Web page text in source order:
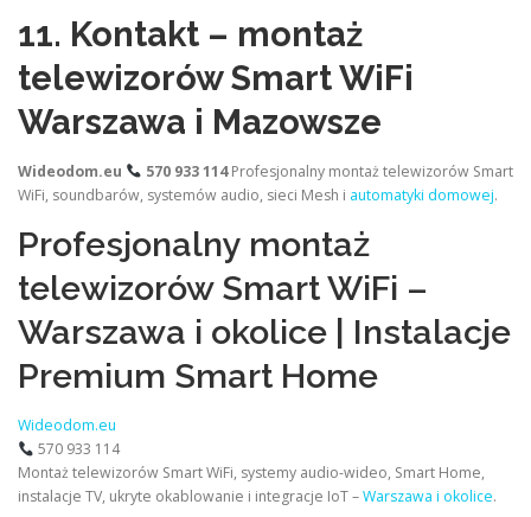
11. Kontakt – montaż
telewizorów Smart WiFi
Warszawa i Mazowsze
Wideodom.eu 570 933 114Profesjonalny montaż telewizorów Smart
WiFi, soundbarów, systemów audio, sieci Mesh i automatyki domowej.
Profesjonalny montaż
telewizorów Smart WiFi –
Warszawa i okolice | Instalacje
Premium Smart Home
Wideodom.eu
570 933 114
Montaż telewizorów Smart WiFi, systemy audio-wideo, Smart Home,
instalacje TV, ukryte okablowanie i integracje IoT –Warszawa i okolice.